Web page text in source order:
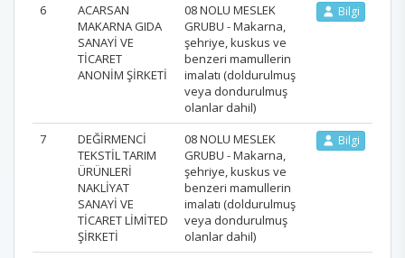
6
ACARSAN
MAKARNA GIDA
SANAYİ VE
TİCARET
ANONİM ŞİRKETİ
08 NOLU MESLEK
GRUBU - Makarna,
şehriye, kuskus ve
benzeri mamullerin
imalatı (doldurulmuş
veya dondurulmuş
olanlar dahil)
Bilgi
7
DEĞİRMENCİ
TEKSTİL TARIM
ÜRÜNLERİ
NAKLİYAT
SANAYİ VE
TİCARET LİMİTED
ŞİRKETİ
08 NOLU MESLEK
GRUBU - Makarna,
şehriye, kuskus ve
benzeri mamullerin
imalatı (doldurulmuş
veya dondurulmuş
olanlar dahil)
Bilgi